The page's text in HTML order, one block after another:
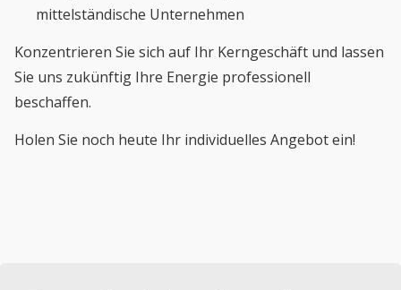
mittelständische Unternehmen
Konzentrieren Sie sich auf Ihr Kerngeschäft und lassen
Sie uns zukünftig Ihre Energie professionell
beschaffen.
Holen Sie noch heute Ihr individuelles Angebot ein!